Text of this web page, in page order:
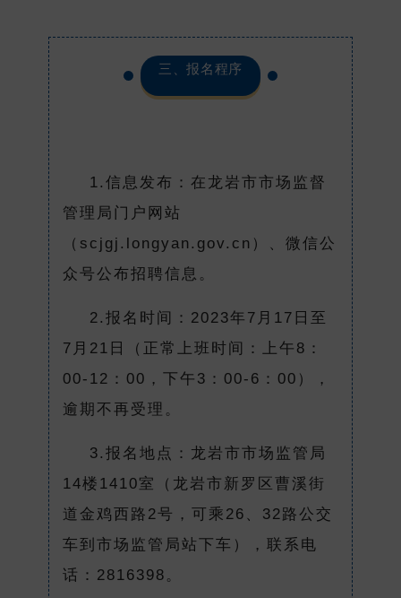
三、报名程序
1.信息发布：在龙岩市市场监督
管理局门户网站
（scjgj.longyan.gov.cn）、微信公
众号公布招聘信息。
2.报名时间：2023年7月17日至
7月21日（正常上班时间：上午8：
00-12：00，下午3：00-6：00），
逾期不再受理。
3.报名地点：龙岩市市场监管局
14楼1410室（龙岩市新罗区曹溪街
道金鸡西路2号，可乘26、32路公交
车到市场监管局站下车），联系电
话：2816398。